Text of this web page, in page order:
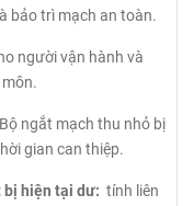
bảo trì mạch an toàn.
người vận hành và
ngắt mạch thu nhỏ bị
gian can thiệp.
bị hiện tại dư: tính liên